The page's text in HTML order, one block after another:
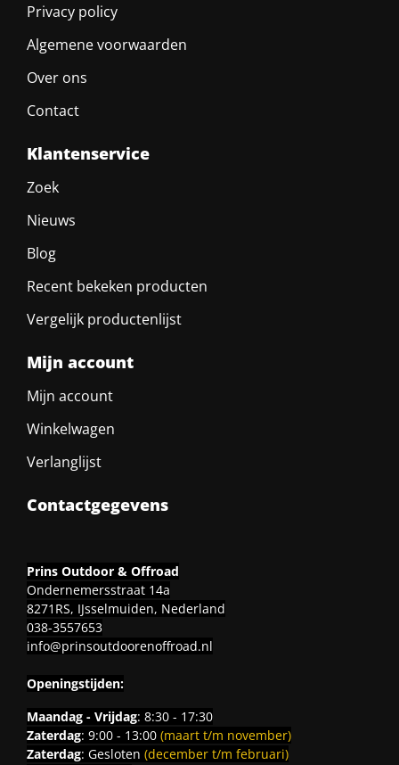
Privacy policy
Algemene voorwaarden
Over ons
Contact
Klantenservice
Zoek
Nieuws
Blog
Recent bekeken producten
Vergelijk productenlijst
Mijn account
Mijn account
Winkelwagen
Verlanglijst
Contactgegevens
Prins Outdoor & Offroad
Ondernemersstraat 14a
8271RS, IJsselmuiden, Nederland
038-3557653
info@prinsoutdoorenoffroad.nl
Openingstijden:
Maandag - Vrijdag: 8:30 - 17:30
Zaterdag: 9:00 - 13:00 (maart t/m november)
Zaterdag: Gesloten (december t/m februari)